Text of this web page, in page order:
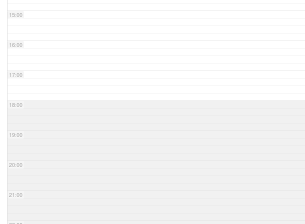
15:00
16:00
17:00
18:00
19:00
20:00
21:00